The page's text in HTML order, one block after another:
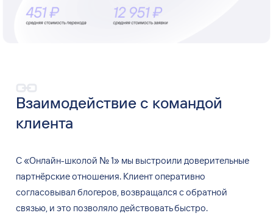
Взаимодействие с командой
клиента
С«Онлайн-школой №1»мы выстроили доверительные
партнёрские отношения. Клиент оперативно
согласовывал блогеров, возвращался собратной
связью, и это позволяло действовать быстро.